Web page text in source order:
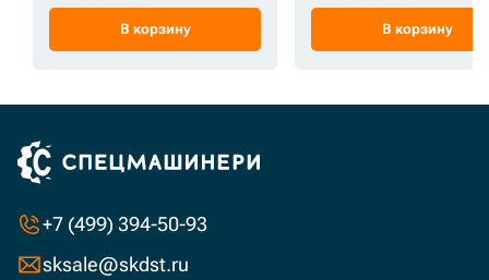
В корзину В корзину
+7 (499) 394-50-93
sksale@skdst.ru